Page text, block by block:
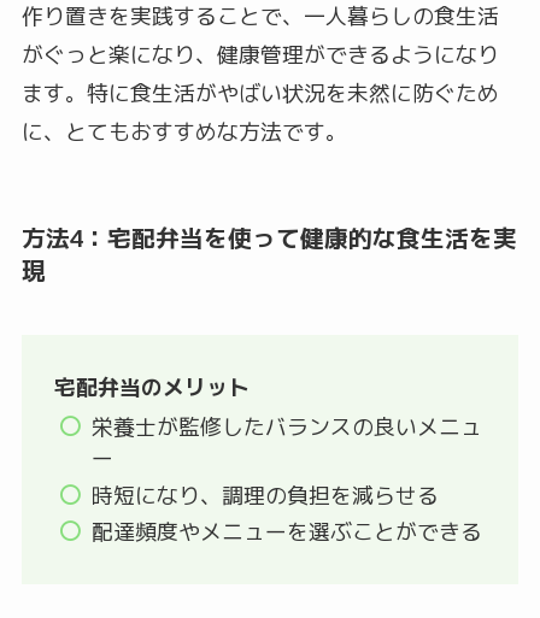
作り置きを実践することで、一人暮らしの食生活
がぐっと楽になり、健康管理ができるようになり
ます。特に食生活がやばい状況を未然に防ぐため
に、とてもおすすめな方法です。
方法4：宅配弁当を使って健康的な食生活を実
現
宅配弁当のメリット
栄養士が監修したバランスの良いメニュ
ー
時短になり、調理の負担を減らせる
配達頻度やメニューを選ぶことができる